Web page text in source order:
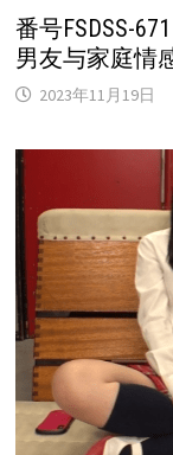
番号FSDSS-
男友与家庭情
2023年11月19日